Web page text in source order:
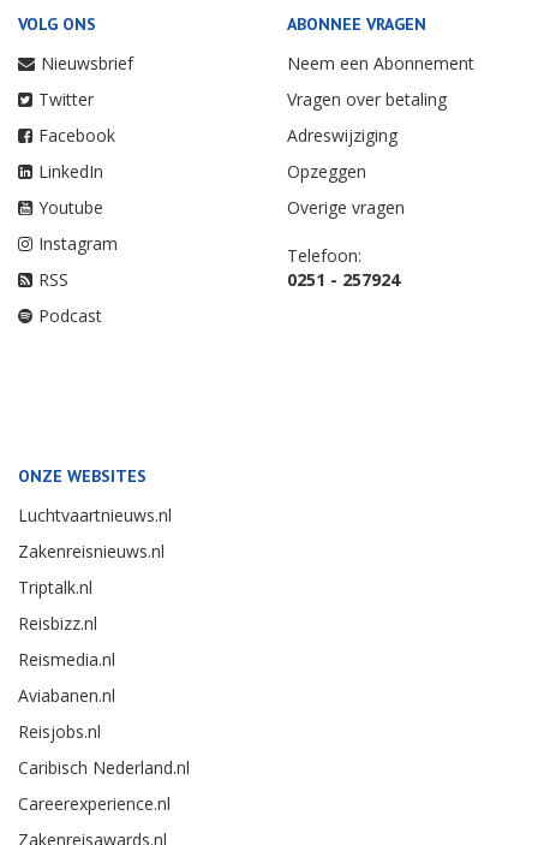
VOLG ONS
Nieuwsbrief
Twitter
Facebook
LinkedIn
Youtube
Instagram
RSS
Podcast
ABONNEE VRAGEN
Neem een Abonnement
Vragen over betaling
Adreswijziging
Opzeggen
Overige vragen
Telefoon:
0251 - 257924
ONZE WEBSITES
Luchtvaartnieuws.nl
Zakenreisnieuws.nl
Triptalk.nl
Reisbizz.nl
Reismedia.nl
Aviabanen.nl
Reisjobs.nl
Caribisch Nederland.nl
Careerexperience.nl
Zakenreisawards.nl